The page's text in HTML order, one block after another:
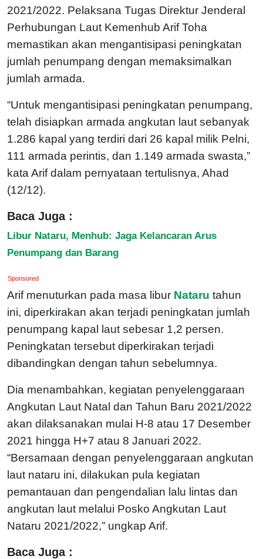
2021/2022. Pelaksana Tugas Direktur Jenderal
Perhubungan Laut Kemenhub Arif Toha
memastikan akan mengantisipasi peningkatan
jumlah penumpang dengan memaksimalkan
jumlah armada.
“Untuk mengantisipasi peningkatan penumpang,
telah disiapkan armada angkutan laut sebanyak
1.286 kapal yang terdiri dari 26 kapal milik Pelni,
111 armada perintis, dan 1.149 armada swasta,”
kata Arif dalam pernyataan tertulisnya, Ahad
(12/12).
Baca Juga :
Libur Nataru, Menhub: Jaga Kelancaran Arus
Penumpang dan Barang
Sponsored
Arif menuturkan pada masa libur Nataru tahun
ini, diperkirakan akan terjadi peningkatan jumlah
penumpang kapal laut sebesar 1,2 persen.
Peningkatan tersebut diperkirakan terjadi
dibandingkan dengan tahun sebelumnya.
Dia menambahkan, kegiatan penyelenggaraan
Angkutan Laut Natal dan Tahun Baru 2021/2022
akan dilaksanakan mulai H-8 atau 17 Desember
2021 hingga H+7 atau 8 Januari 2022.
“Bersamaan dengan penyelenggaraan angkutan
laut nataru ini, dilakukan pula kegiatan
pemantauan dan pengendalian lalu lintas dan
angkutan laut melalui Posko Angkutan Laut
Nataru 2021/2022,” ungkap Arif.
Baca Juga :